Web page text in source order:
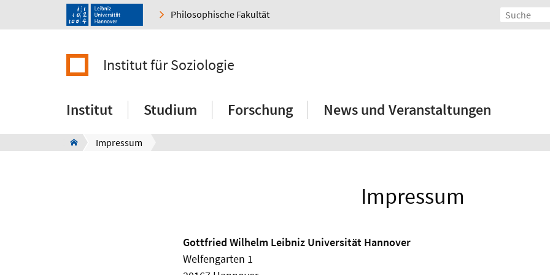
Philosophische Fakultät
Institut für Soziologie
Institut Studium Forschung News und Veranstaltungen
Impressum
Impressum
Gottfried Wilhelm Leibniz Universität Hannover
Welfengarten 1